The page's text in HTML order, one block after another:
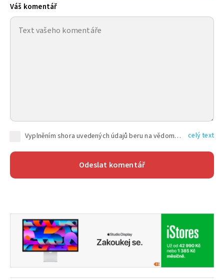
Váš komentář
Vyplněním shora uvedených údajů beru na vědomí, že společnost TEXT FACTORY s.r.o., sídlem Brno, Durďákova 336/29, Černá Pole, PSČ: 613 00, IČ: 06157831, zapsané u Krajského soudu v Brně, oddíl C, vložka 100399, bude zpracovávat mé osobní údaje uvedené v rámci mnou vyplněného registračního formuláře na základě oprávněných zájmů TEXT FACTORY s.r.o. dle čl. 6 odst. 1 písm. f) GDPR a pro splnění právních povinností (čl. 6 odst. 1 písm. c) GDPR), a to pro tyto účely: nezbytnost zajistit oprávnění návštěvníka webových stránek provozovaných společností TEXT FACTORY s.r.o. přispívat aktivně ke zveřejněným článkům nebo v rámci diskusních fór a výkon práv TEXT FACTORY s.r.o. jako administrátora těchto diskusních fór. Více informací o zpracování osobních údajů a právech lze nalézt v celý text